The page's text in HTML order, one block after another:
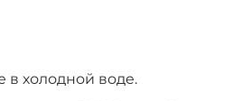
в холодной воде.